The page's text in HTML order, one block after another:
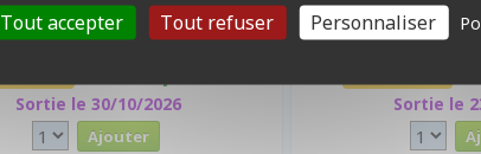
Sortie le 30/10/2026 Sortie le
Tout accepter Tout refuser Personnaliser